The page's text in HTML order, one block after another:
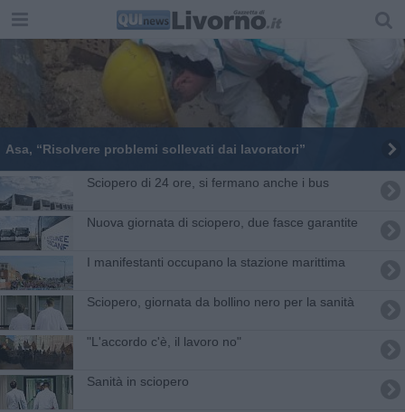
Asa, “Risolvere problemi sollevati dai lavoratori”
Sciopero di 24 ore, si fermano anche i bus
Nuova giornata di sciopero, due fasce garantite
I manifestanti occupano la stazione marittima
Sciopero, giornata da bollino nero per la sanità
"L'accordo c'è, il lavoro no"
Sanità in sciopero